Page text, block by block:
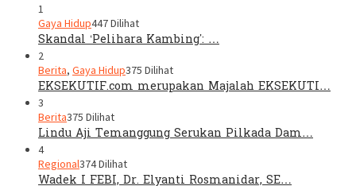
1
Gaya Hidup447 Dilihat
Skandal ‘Pelihara Kambing’: …
2
Berita, Gaya Hidup375 Dilihat
EKSEKUTIF.com merupakan Majalah EKSEKUTI…
3
Berita375 Dilihat
Lindu Aji Temanggung Serukan Pilkada Dam…
4
Regional374 Dilihat
Wadek I FEBI, Dr. Elyanti Rosmanidar, SE…